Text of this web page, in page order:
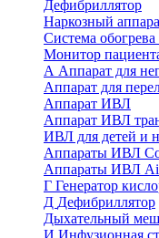
Дефибриллятор
Наркозный
Система
Монитор
А Аппарат для
Аппарат для
Аппарат ИВЛ
Аппарат ИВЛ
ИВЛ для детей и
Аппараты ИВЛ
Аппараты ИВЛ
Г Генератор
Д Дефибриллятор
Дыхательный
И Инфузионная